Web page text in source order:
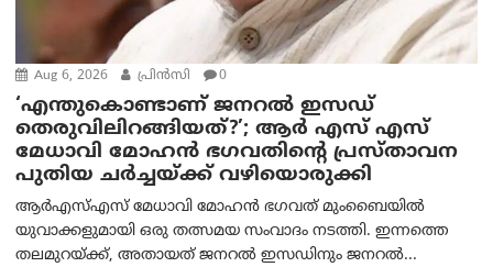
Aug 6, 2026 പ്രിന്‍സി 0
‘എന്തുകൊണ്ടാണ് ജനറൽ ഇസഡ്
തെരുവിലിറങ്ങിയത്?’; ആര്‍ എസ് എസ്
മേധാവി മോഹൻ ഭഗവതിന്റെ പ്രസ്താവന
പുതിയ ചര്‍ച്ചയ്ക്ക് വഴിയൊരുക്കി
ആർ‌എസ്‌എസ് മേധാവി മോഹൻ ഭഗവത് മുംബൈയിൽ
യുവാക്കളുമായി ഒരു തത്സമയ സംവാദം നടത്തി. ഇന്നത്തെ
തലമുറയ്ക്ക്, അതായത് ജനറൽ ഇസഡിനും ജനറൽ...